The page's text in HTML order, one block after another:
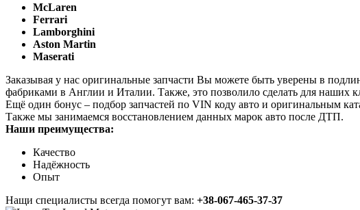
McLaren
Ferrari
Lamborghini
Aston Martin
Maserati
Заказывая у нас оригинальные запчасти Вы можете быть уверены в
фабриками в Англии и Италии. Также, это позволило сделать для наших
Ещё один бонус – подбор запчастей по VIN коду авто и оригинальным
Также мы занимаемся восстановлением данных марок авто после ДТП.
Наши преимущества:
Качество
Надёжность
Опыт
Нащи специалисты всегда помогут вам: +38-067-465-37-37